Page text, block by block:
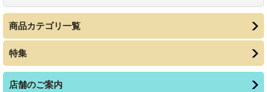
商品カテゴリ一覧
特集
店舗のご案内